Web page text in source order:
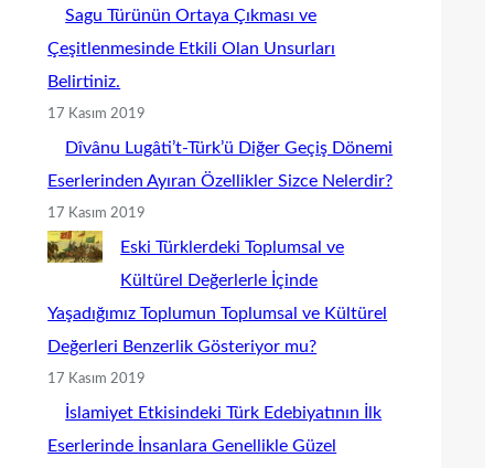
Sagu Türünün Ortaya Çıkması ve
Çeşitlenmesinde Etkili Olan Unsurları
Belirtiniz.
17 Kasım 2019
Dîvânu Lugâti’t-Türk’ü Diğer Geçiş Dönemi
Eserlerinden Ayıran Özellikler Sizce Nelerdir?
17 Kasım 2019
Eski Türklerdeki Toplumsal ve
Kültürel Değerlerle İçinde
Yaşadığımız Toplumun Toplumsal ve Kültürel
Değerleri Benzerlik Gösteriyor mu?
17 Kasım 2019
İslamiyet Etkisindeki Türk Edebiyatının İlk
Eserlerinde İnsanlara Genellikle Güzel